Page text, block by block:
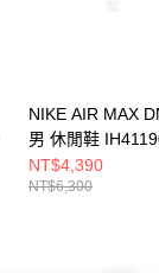
NIKE AIR MAX
男 休閒鞋
NT$4,390
NT$6,300